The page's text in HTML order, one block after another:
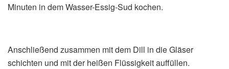
Minuten in dem Wasser-Essig-Sud kochen.
Anschließend zusammen mit dem Dill in die Gläser
schichten und mit der heißen Flüssigkeit auffüllen.